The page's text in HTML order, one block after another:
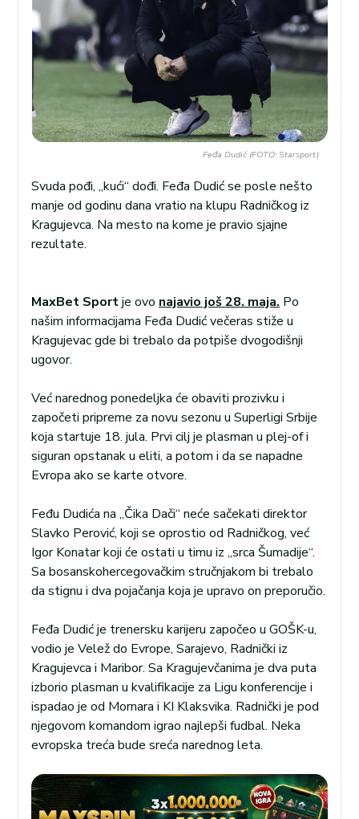
Feđa Dudić (FOTO: Starsport)
Svuda pođi, „kući“ dođi. Feđa Dudić se posle nešto
manje od godinu dana vratio na klupu Radničkog iz
Kragujevca. Na mesto na kome je pravio sjajne
rezultate.
MaxBet Sportje ovo najavio još 28. maja. Po
našim informacijama Feđa Dudić večeras stiže u
Kragujevac gde bi trebalo da potpiše dvogodišnji
ugovor.
Već narednog ponedeljka će obaviti prozivku i
započeti pripreme za novu sezonu u Superligi Srbije
koja startuje 18. jula. Prvi cilj je plasman u plej-of i
siguran opstanak u eliti, a potom i da se napadne
Evropa ako se karte otvore.
Feđu Dudića na „Čika Dači“ neće sačekati direktor
Slavko Perović, koji se oprostio od Radničkog, već
Igor Konatar koji će ostati u timu iz „srca Šumadije“.
Sa bosanskohercegovačkim stručnjakom bi trebalo
da stignu i dva pojačanja koja je upravo on preporučio.
Feđa Dudić je trenersku karijeru započeo u GOŠK-u,
vodio je Velež do Evrope, Sarajevo, Radnički iz
Kragujevca i Maribor. Sa Kragujevčanima je dva puta
izborio plasman u kvalifikacije za Ligu konferencije i
ispadao je od Mornara i KI Klaksvika. Radnički je pod
njegovom komandom igrao najlepši fudbal. Neka
evropska treća bude sreća narednog leta.